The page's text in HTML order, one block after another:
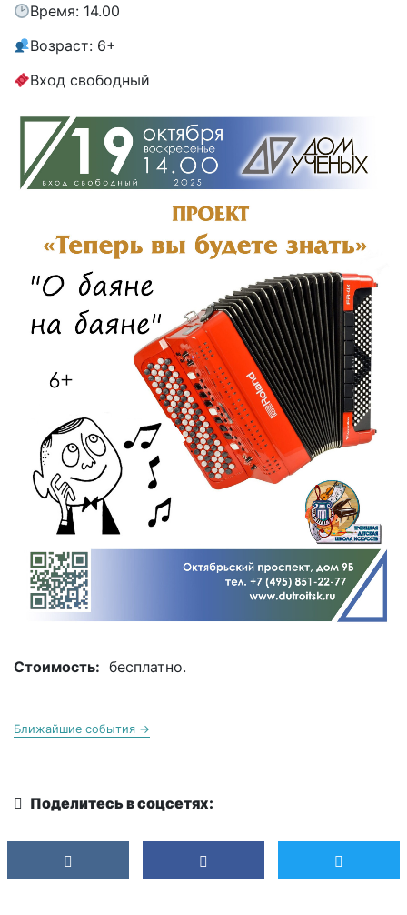
Время: 14.00
Возраст: 6+
Вход свободный
Стоимость: бесплатно.
Ближайшие события →
Поделитесь в соцсетях: